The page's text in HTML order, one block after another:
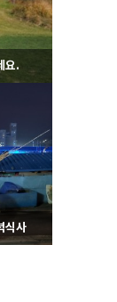
요.
식사